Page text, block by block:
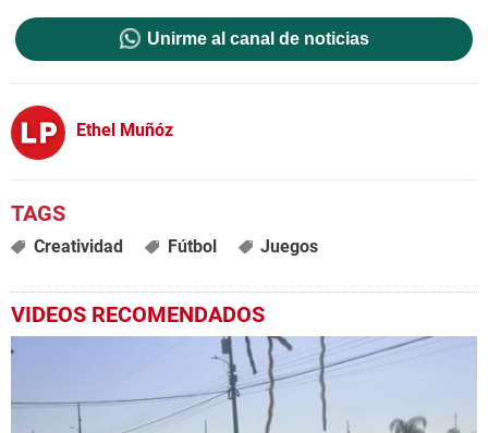
Unirme al canal de noticias
Ethel Muñóz
Creatividad Fútbol Juegos
VIDEOS RECOMENDADOS